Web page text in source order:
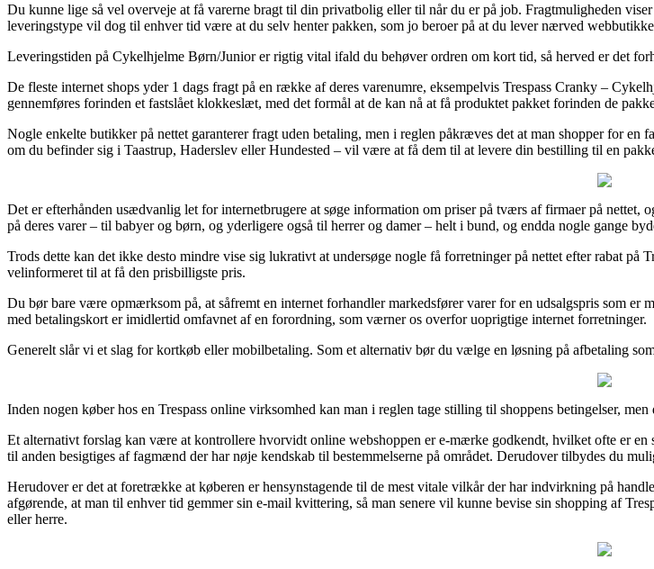
Du kunne lige så vel overveje at få varerne bragt til din privatbolig eller til når du er på job. Fragtmuligheden
leveringstype vil dog til enhver tid være at du selv henter pakken, som jo beroer på at du lever nærved
Leveringstiden på Cykelhjelme Børn/Junior er rigtig vital ifald du behøver ordren om kort tid, så herved er det
De fleste internet shops yder 1 dags fragt på en række af deres varenumre, eksempelvis Trespass Cranky –
gennemføres forinden et fastslået klokkeslæt, med det formål at de kan nå at få produktet pakket forinden de
Nogle enkelte butikker på nettet garanterer fragt uden betaling, men i reglen påkræves det at man shopper for
om du befinder sig i Taastrup, Haderslev eller Hundested – vil være at få dem til at levere din bestilling til en
Det er efterhånden usædvanlig let for internetbrugere at søge information om priser på tværs af firmaer på nettet,
på deres varer – til babyer og børn, og yderligere også til herrer og damer – helt i bund, og endda nogle gange
Trods dette kan det ikke desto mindre vise sig lukrativt at undersøge nogle få forretninger på nettet efter rabat
velinformeret til at få den prisbilligste pris.
Du bør bare være opmærksom på, at såfremt en internet forhandler markedsfører varer for en udsalgspris som
med betalingskort er imidlertid omfavnet af en forordning, som værner os overfor uoprigtige internet forretninger.
Generelt slår vi et slag for kortkøb eller mobilbetaling. Som et alternativ bør du vælge en løsning på afbetaling
Inden nogen køber hos en Trespass online virksomhed kan man i reglen tage stilling til shoppens betingelser,
Et alternativt forslag kan være at kontrollere hvorvidt online webshoppen er e-mærke godkendt, hvilket ofte er
til anden besigtiges af fagmænd der har nøje kendskab til bestemmelserne på området. Derudover tilbydes du
Herudover er det at foretrække at køberen er hensynstagende til de mest vitale vilkår der har indvirkning på
afgørende, at man til enhver tid gemmer sin e-mail kvittering, så man senere vil kunne bevise sin shopping af
eller herre.